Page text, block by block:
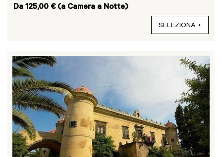
Da 125,00 € (a Camera a Notte)
SELEZIONA